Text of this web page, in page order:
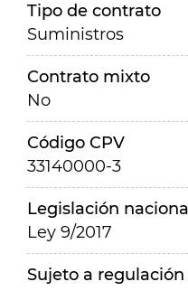
Tipo de contrato
Suministros
Contrato mixto
No
Código CPV
33140000-3
Legislación
Ley 9/2017
Sujeto a